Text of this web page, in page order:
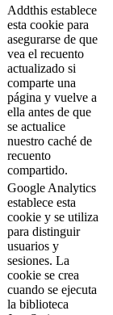
Addthis establece
esta cookie para
asegurarse de que
vea el recuento
actualizado si
comparte una
página y vuelve a
ella antes de que
se actualice
nuestro caché de
recuento
compartido.
Google Analytics
establece esta
cookie y se utiliza
para distinguir
usuarios y
sesiones. La
cookie se crea
cuando se ejecuta
la biblioteca